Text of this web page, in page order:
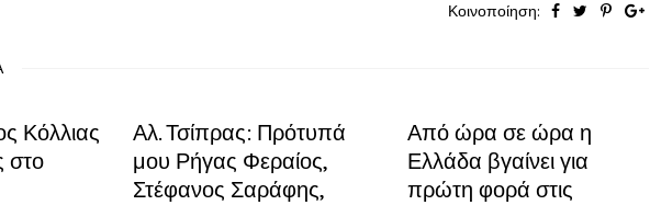
Κοινοποίηση:
Κόλλιας
στο
Αλ. Τσίπρας: Πρότυπά
μου Ρήγας Φεραίος,
Στέφανος Σαράφης,
Από ώρα σε ώρα η
Ελλάδα βγαίνει για
πρώτη φορά στις